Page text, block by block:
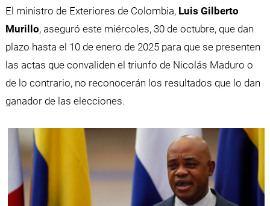
El ministro de Exteriores de Colombia, Luis Gilberto
Murillo, aseguró este miércoles, 30 de octubre, que dan
plazo hasta el 10 de enero de 2025 para que se presenten
las actas que convaliden el triunfo de Nicolás Maduro o
de lo contrario, no reconocerán los resultados que lo dan
ganador de las elecciones.